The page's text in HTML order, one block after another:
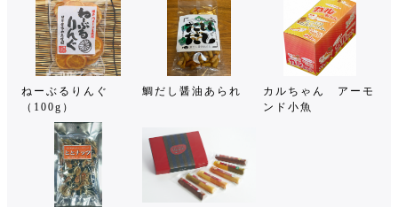
ねーぶるりんぐ
（100g）
鯛だし醤油あられ
カルちゃん アーモ
ンド小魚